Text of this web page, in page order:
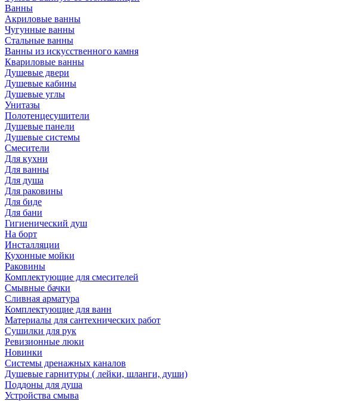
Ванны
Акриловые ванны
Чугунные ванны
Стальные ванны
Ванны из искусственного камня
Квариловые ванны
Душевые двери
Душевые кабины
Душевые углы
Унитазы
Полотенцесушители
Душевые панели
Душевые системы
Смесители
Для кухни
Для ванны
Для душа
Для раковины
Для биде
Для бани
Гигиенический душ
На борт
Инсталляции
Кухонные мойки
Раковины
Комплектующие для смесителей
Смывные бачки
Сливная арматура
Комплектующие для ванн
Материалы для сантехнических работ
Сушилки для рук
Ревизионные люки
Новинки
Системы дренажных каналов
Душевые гарнитуры ( лейки, шланги, души)
Поддоны для душа
Устройства смыва